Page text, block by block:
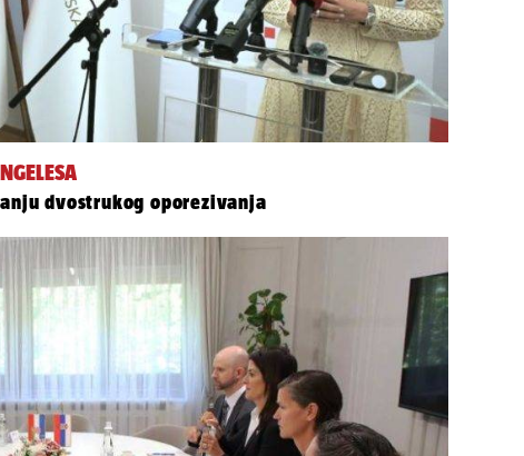
dvostrukog oporezivanja